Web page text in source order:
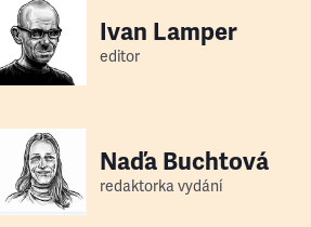
Ivan Lamper
editor
Naďa Buchtová
redaktorka vydání